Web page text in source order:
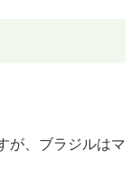
が、ブラジルはマ